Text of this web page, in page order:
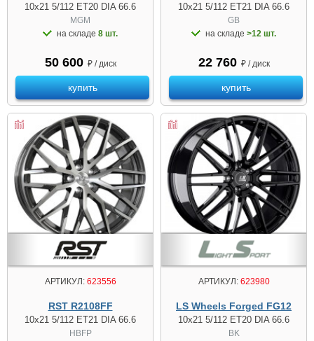
10x21 5/112 ET20 DIA 66.6
MGM
на складе 8 шт.
50 600 ₽ / диск
купить
10x21 5/112 ET21 DIA 66.6
GB
на складе >12 шт.
22 760 ₽ / диск
купить
АРТИКУЛ:623556
RST R2108FF
10x21 5/112 ET21 DIA 66.6
HBFP
АРТИКУЛ:623980
LS Wheels Forged FG12
10x21 5/112 ET20 DIA 66.6
BK